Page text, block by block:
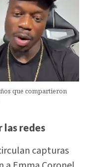
que compartieron
las redes
capturas